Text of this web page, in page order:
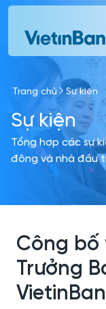
Skip to Main Content
Trang chủ Sự kiện
Sự kiện
Tổng hợp các sự
đông và nhà đầu
Công
Trưởng